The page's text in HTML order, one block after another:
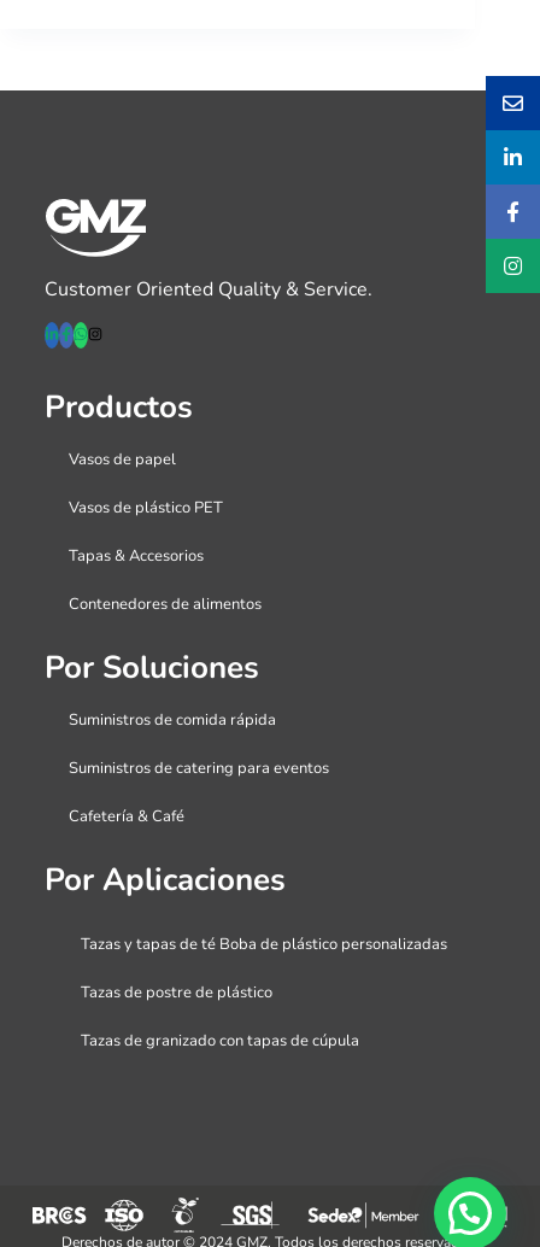
Customer Oriented Quality & Service.
Productos
Vasos de papel
Vasos de plástico PET
Tapas & Accesorios
Contenedores de alimentos
Por Soluciones
Suministros de comida rápida
Suministros de catering para eventos
Cafetería & Café
Por Aplicaciones
Tazas y tapas de té Boba de plástico personalizadas
Tazas de postre de plástico
Tazas de granizado con tapas de cúpula
Derechos de autor © 2024 GMZ. Todos los derechos reservados.